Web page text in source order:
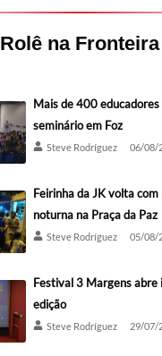
Rolê na Fronteira
Mais de 400
seminário em Foz
Steve Rodríguez 06/08/
Feirinha da JK volta
noturna na Praça da Paz
Steve Rodríguez 05/08/
Festival 3 Margens abre
edição
Steve Rodríguez 29/07/